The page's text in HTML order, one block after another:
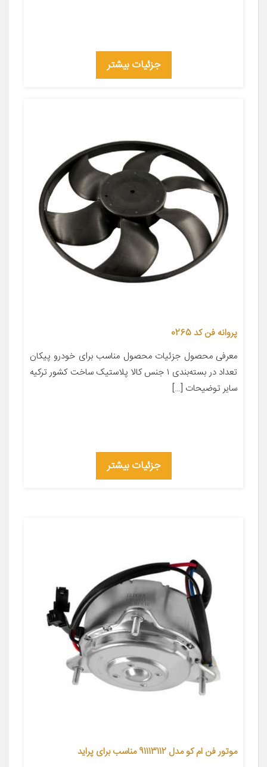
جزئیات بیشتر
پروانه فن کد 0265
معرفی محصول جزئیات محصول مناسب برای خودرو پیکان
تعداد در بسته‌بندی ۱ جنس کالا پلاستیک ساخت کشور ترکیه
سایر توضیحات […]
جزئیات بیشتر
موتور فن ام کو مدل 91113112 مناسب برای پراید